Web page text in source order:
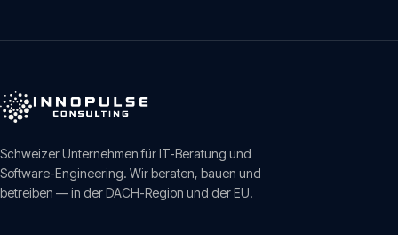
Schweizer Unternehmen für IT-Beratung und
Software-Engineering. Wir beraten, bauen und
betreiben — in der DACH-Region und der EU.